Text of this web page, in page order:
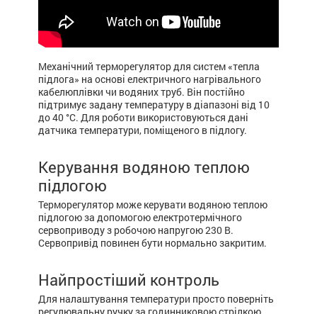
Механічний терморегулятор для систем «тепла
підлога» на основі електричного нагрівального
кабелюплівки чи водяних труб. Він постійно
підтримує задану температуру в діапазоні від 10
до 40 °С. Для роботи використовуються дані
датчика температури, поміщеного в підлогу.
Керування водяною теплою
підлогою
Терморегулятор може керувати водяною теплою
підлогою за допомогою електротермічного
сервоприводу з робочою напругою 230 В.
Сервопривід повинен бути нормально закритим.
Найпростіший контроль
Для налаштування температури просто поверніть